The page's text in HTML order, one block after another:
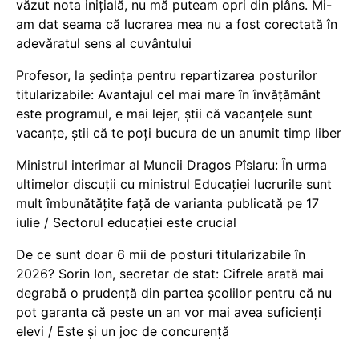
văzut nota inițială, nu mă puteam opri din plâns. Mi-
am dat seama că lucrarea mea nu a fost corectată în
adevăratul sens al cuvântului
Profesor, la ședința pentru repartizarea posturilor
titularizabile: Avantajul cel mai mare în învățământ
este programul, e mai lejer, știi că vacanțele sunt
vacanţe, știi că te poți bucura de un anumit timp liber
Ministrul interimar al Muncii Dragos Pîslaru: În urma
ultimelor discuții cu ministrul Educației lucrurile sunt
mult îmbunătățite față de varianta publicată pe 17
iulie / Sectorul educației este crucial
De ce sunt doar 6 mii de posturi titularizabile în
2026? Sorin Ion, secretar de stat: Cifrele arată mai
degrabă o prudență din partea școlilor pentru că nu
pot garanta că peste un an vor mai avea suficienți
elevi / Este și un joc de concurență